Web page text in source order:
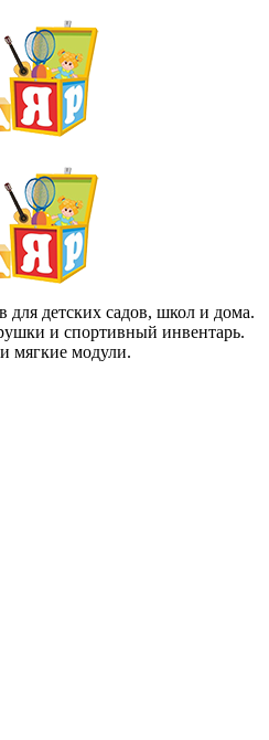
для детских садов, школ и дома.
и спортивный инвентарь.
мягкие модули.